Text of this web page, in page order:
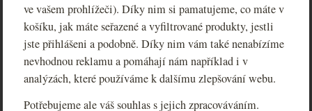
ve vašem prohlížeči). Díky nim si pamatujeme, co máte v
košíku, jak máte seřazené a vyfiltrované produkty, jestli
jste přihlášeni a podobně. Díky nim vám také nenabízíme
nevhodnou reklamu a pomáhají nám například i v
analýzách, které používáme k dalšímu zlepšování webu.
Potřebujeme ale váš souhlas s jejich zpracováváním.
Udělejte radost svým kolegům a obchodním partnerům.
Máme pro vás kvalitní ručně vyráběné předměty ryze
české produkce, které potěší každého.
STYLOVÉ DÁRKY S VAŠÍM LOGEM: